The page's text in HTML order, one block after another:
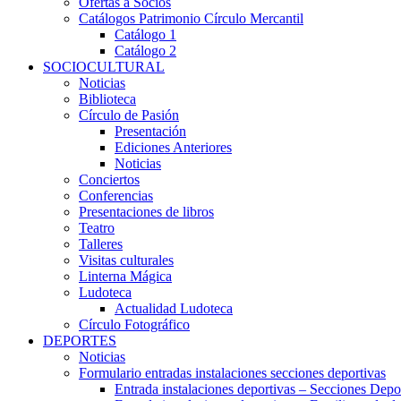
Catálogos Patrimonio Círculo Mercantil
Catálogo 1
Catálogo 2
SOCIOCULTURAL
Noticias
Biblioteca
Círculo de Pasión
Presentación
Ediciones Anteriores
Noticias
Conciertos
Conferencias
Presentaciones de libros
Teatro
Talleres
Visitas culturales
Linterna Mágica
Ludoteca
Actualidad Ludoteca
Círculo Fotográfico
DEPORTES
Noticias
Formulario entradas instalaciones secciones deportivas
Entrada instalaciones deportivas – Secciones